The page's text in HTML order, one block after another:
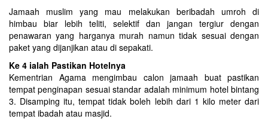
Jamaah muslim yang mau melakukan beribadah umroh di
himbau biar lebih teliti, selektif dan jangan tergiur dengan
penawaran yang harganya murah namun tidak sesuai dengan
paket yang dijanjikan atau di sepakati.
Ke 4 ialah Pastikan Hotelnya
Kementrian Agama mengimbau calon jamaah buat pastikan
tempat penginapan sesuai standar adalah minimum hotel bintang
3. Disamping itu, tempat tidak boleh lebih dari 1 kilo meter dari
tempat ibadah atau masjid.